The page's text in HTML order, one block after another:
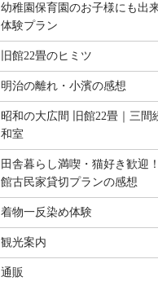
幼稚園保育園のお子様にも出
体験プラン
旧館22畳のヒミツ
明治の離れ・小濱の感想
昭和の大広間 旧館22畳｜三間
和室
田舎暮らし満喫・猫好き歓迎
館古民家貸切プランの感想
着物一反染め体験
観光案内
通販